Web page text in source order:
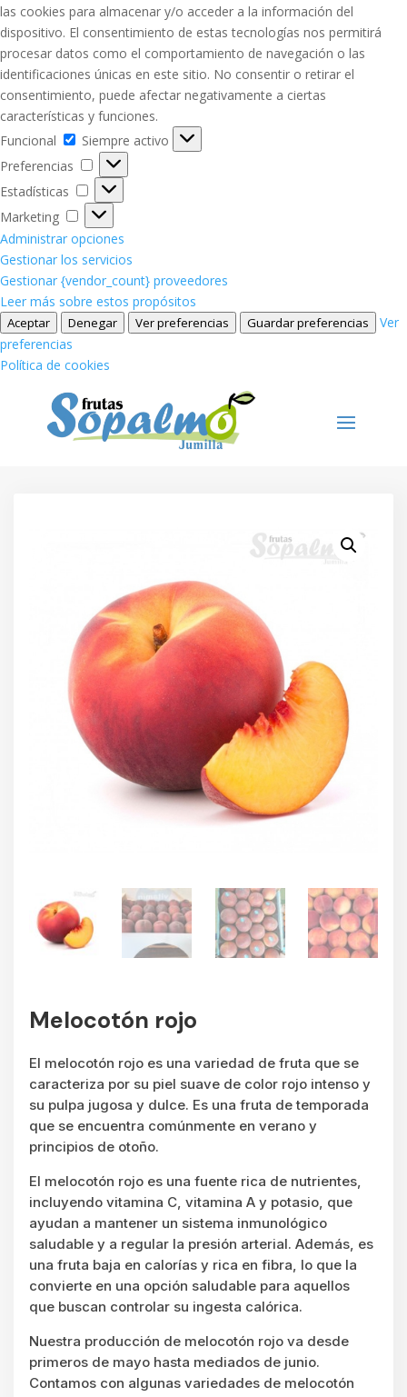
las cookies para almacenar y/o acceder a la información del
dispositivo. El consentimiento de estas tecnologías nos permitirá
procesar datos como el comportamiento de navegación o las
identificaciones únicas en este sitio. No consentir o retirar el
consentimiento, puede afectar negativamente a ciertas
características y funciones.
Funcional
Funcional
Siempre activo
Preferencias
Preferencias
Estadísticas
Estadísticas
Marketing
Marketing
Administrar opciones
Gestionar los servicios
Gestionar {vendor_count} proveedores
Leer más sobre estos propósitos
Aceptar Denegar Ver preferencias Guardar preferencias
Ver
preferencias
Política de cookies
Melocotón rojo
El melocotón rojo es una variedad de fruta que se
caracteriza por su piel suave de color rojo intenso y
su pulpa jugosa y dulce. Es una fruta de temporada
que se encuentra comúnmente en verano y
principios de otoño.
El melocotón rojo es una fuente rica de nutrientes,
incluyendo vitamina C, vitamina A y potasio, que
ayudan a mantener un sistema inmunológico
saludable y a regular la presión arterial. Además, es
una fruta baja en calorías y rica en fibra, lo que la
convierte en una opción saludable para aquellos
que buscan controlar su ingesta calórica.
Nuestra producción de melocotón rojo va desde
primeros de mayo hasta mediados de junio.
Contamos con algunas variedades de melocotón